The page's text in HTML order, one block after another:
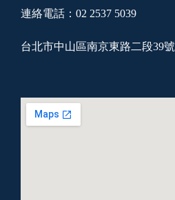
連絡電話：02 2537 5039
台北市中山區南京東路二段39號